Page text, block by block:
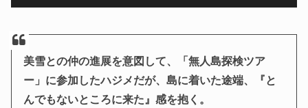
美雪との仲の進展を意図して、「無人島探検ツア
ー」に参加したハジメだが、島に着いた途端、『と
んでもないところに来た』感を抱く。